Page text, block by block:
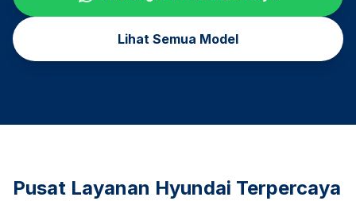
Lihat Semua Model
Pusat Layanan Hyundai Terpercaya